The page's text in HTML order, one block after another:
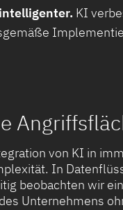
KI
von KI in
In
beobachten wir
Unternehmens